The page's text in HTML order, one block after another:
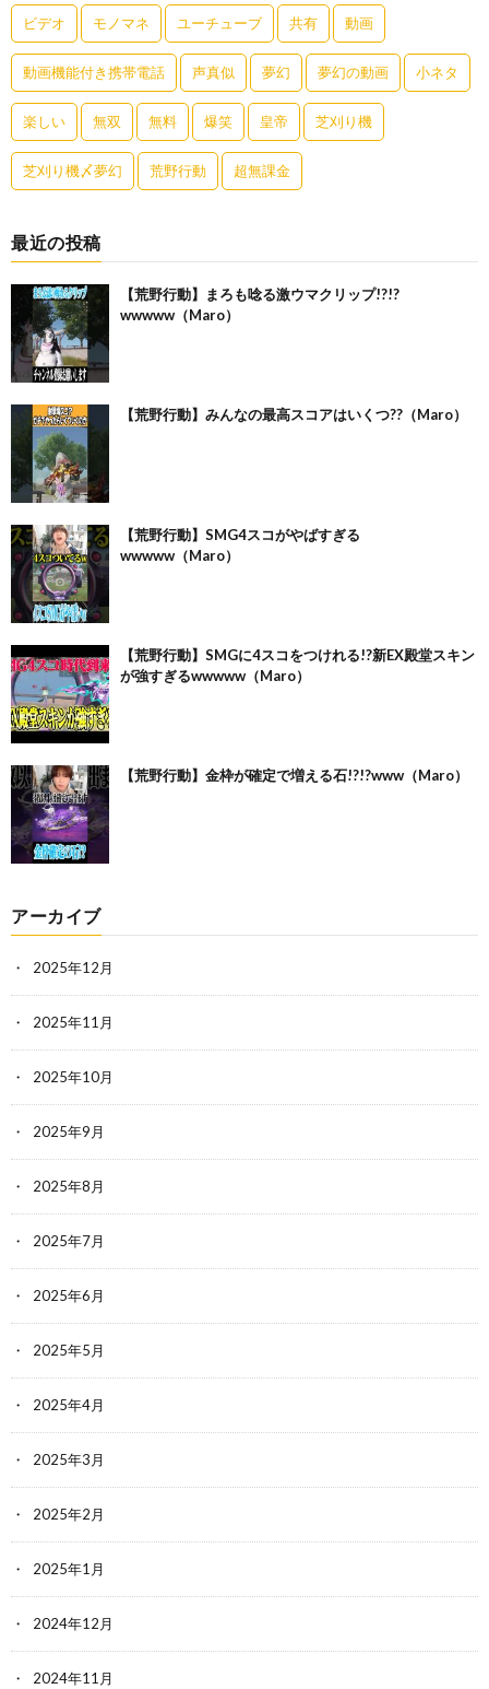
ビデオ モノマネ ユーチューブ 共有 動画
動画機能付き携帯電話 声真似 夢幻 夢幻の動画 小ネタ
楽しい 無双 無料 爆笑 皇帝 芝刈り機
芝刈り機〆夢幻 荒野行動 超無課金
最近の投稿
【荒野行動】まろも唸る激ウマクリップ!?!?
wwwww（Maro）
【荒野行動】みんなの最高スコアはいくつ??（Maro）
【荒野行動】SMG4スコがやばすぎる
wwwww（Maro）
【荒野行動】SMGに4スコをつけれる!?新EX殿堂スキン
が強すぎるwwwww（Maro）
【荒野行動】金枠が確定で増える石!?!?www（Maro）
アーカイブ
2025年12月
2025年11月
2025年10月
2025年9月
2025年8月
2025年7月
2025年6月
2025年5月
2025年4月
2025年3月
2025年2月
2025年1月
2024年12月
2024年11月